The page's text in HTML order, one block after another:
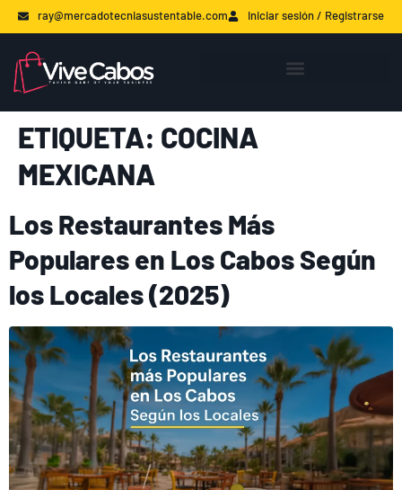
ray@mercadotecniasustentable.com Iniciar sesión / Registrarse
ETIQUETA: COCINA
MEXICANA
Los Restaurantes Más
Populares en Los Cabos Según
los Locales (2025)